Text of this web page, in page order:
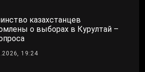
казахстанцев
о выборах в Курултай –
19:24